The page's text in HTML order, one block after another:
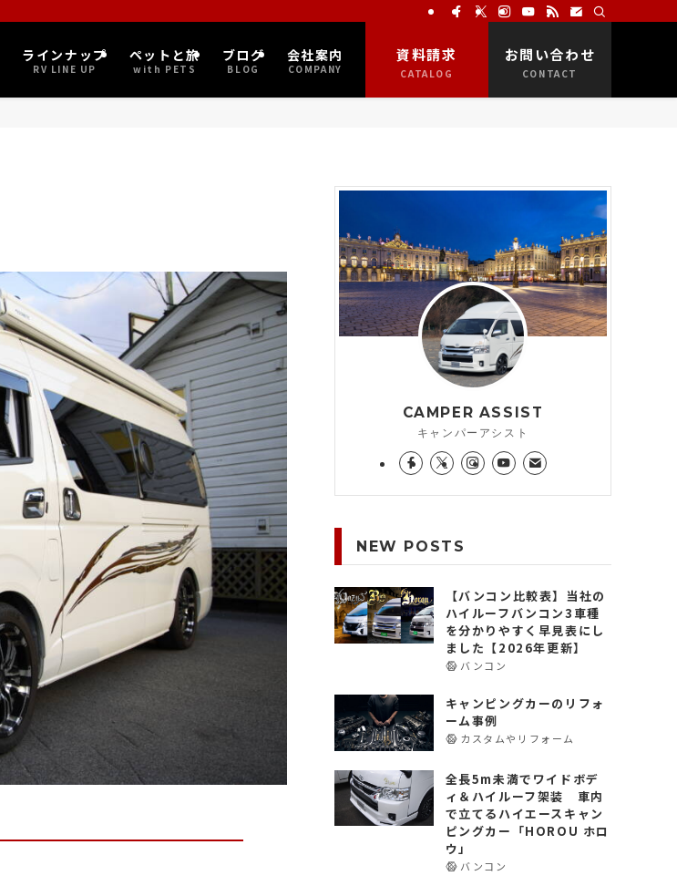
ラインナップ
RV LINE UP
ペットと旅
with PETS
ブログ
BLOG
会社案内
COMPANY
資料請求
CATALOG
お問い合わせ
CONTACT
CAMPER ASSIST
キャンパーアシスト
NEW POSTS
【バンコン比較表】当社の
ハイルーフバンコン3車種
を分かりやすく早見表にし
ました【2026年更新】
バンコン
キャンピングカーのリフォ
ーム事例
カスタムやリフォーム
全長5m未満でワイドボデ
ィ＆ハイルーフ架装 車内
で立てるハイエースキャン
ピングカー「HOROU ホロ
ウ」
バンコン